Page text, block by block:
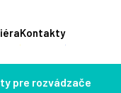
Kontakty
pre rozvádzače